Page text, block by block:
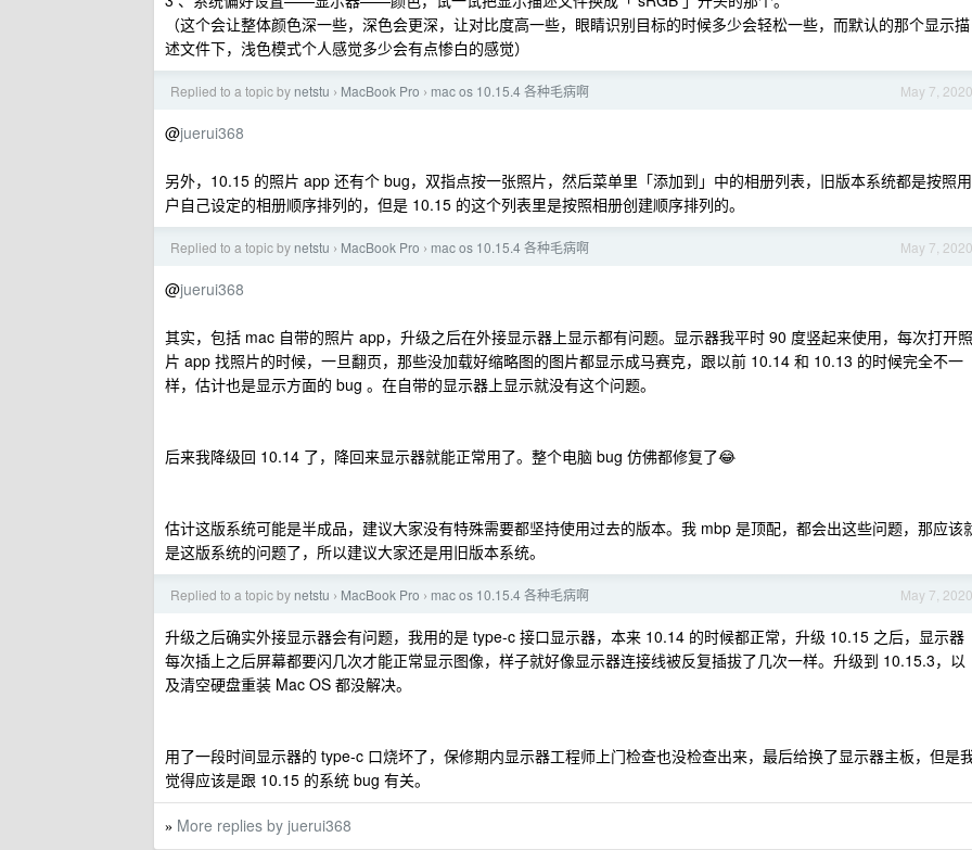
（这个会让整体颜色深一些，深色会更深，让对比度高一些，眼睛识别目标的时候多少会轻松一些，而默认的那个显示描
述文件下，浅色模式个人感觉多少会有点惨白的感觉）
May 7, 2020
Replied to a topic by netstu › MacBook Pro › mac os 10.15.4 各种毛病啊
@juerui368
另外，10.15 的照片 app 还有个 bug，双指点按一张照片，然后菜单里「添加到」中的相册列表，旧版本系统都是按照用
户自己设定的相册顺序排列的，但是 10.15 的这个列表里是按照相册创建顺序排列的。
May 7, 2020
Replied to a topic by netstu › MacBook Pro › mac os 10.15.4 各种毛病啊
@juerui368
其实，包括 mac 自带的照片 app，升级之后在外接显示器上显示都有问题。显示器我平时 90 度竖起来使用，每次打开照
片 app 找照片的时候，一旦翻页，那些没加载好缩略图的图片都显示成马赛克，跟以前 10.14 和 10.13 的时候完全不一
样，估计也是显示方面的 bug 。在自带的显示器上显示就没有这个问题。
后来我降级回 10.14 了，降回来显示器就能正常用了。整个电脑 bug 仿佛都修复了😂
估计这版系统可能是半成品，建议大家没有特殊需要都坚持使用过去的版本。我 mbp 是顶配，都会出这些问题，那应该
是这版系统的问题了，所以建议大家还是用旧版本系统。
May 7, 2020
Replied to a topic by netstu › MacBook Pro › mac os 10.15.4 各种毛病啊
升级之后确实外接显示器会有问题，我用的是 type-c 接口显示器，本来 10.14 的时候都正常，升级 10.15 之后，显示器
每次插上之后屏幕都要闪几次才能正常显示图像，样子就好像显示器连接线被反复插拔了几次一样。升级到 10.15.3，以
及清空硬盘重装 Mac OS 都没解决。
用了一段时间显示器的 type-c 口烧坏了，保修期内显示器工程师上门检查也没检查出来，最后给换了显示器主板，但是
觉得应该是跟 10.15 的系统 bug 有关。
» More replies by juerui368